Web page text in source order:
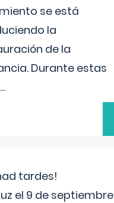
se está
la
de la
Durante estas
...
tardes!
el 9 de septiembre